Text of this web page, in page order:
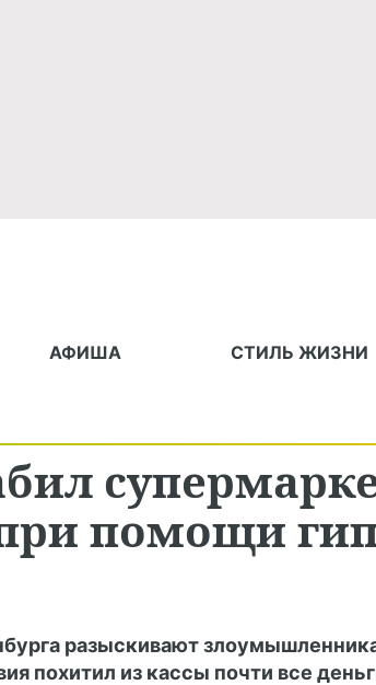
АФИША СТИЛЬ ЖИЗНИ
помощи
разыскивают
похитил из кассы почти все